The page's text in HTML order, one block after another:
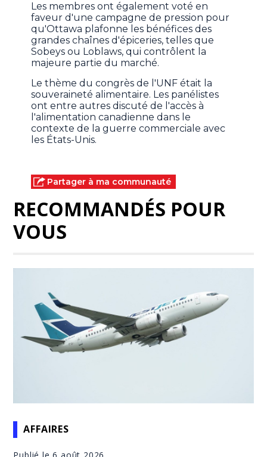
Les membres ont également voté en
faveur d'une campagne de pression pour
qu'Ottawa plafonne les bénéfices des
grandes chaînes d'épiceries, telles que
Sobeys ou Loblaws, qui contrôlent la
majeure partie du marché.
Le thème du congrès de l'UNF était la
souveraineté alimentaire. Les panélistes
ont entre autres discuté de l'accès à
l'alimentation canadienne dans le
contexte de la guerre commerciale avec
les États-Unis.
Partager à ma communauté
RECOMMANDÉS POUR
VOUS
AFFAIRES